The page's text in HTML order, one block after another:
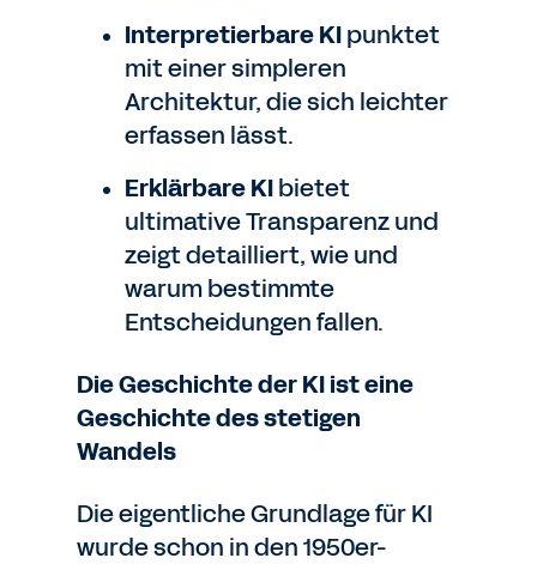
Interpretierbare KIpunktet
mit einer simpleren
Architektur, die sich leichter
erfassen lässt.
Erklärbare KIbietet
ultimative Transparenz und
zeigt detailliert, wie und
warum bestimmte
Entscheidungen fallen.
Die Geschichte der KI ist eine
Geschichte des stetigen
Wandels
Die eigentliche Grundlage für KI
wurde schon in den 1950er-